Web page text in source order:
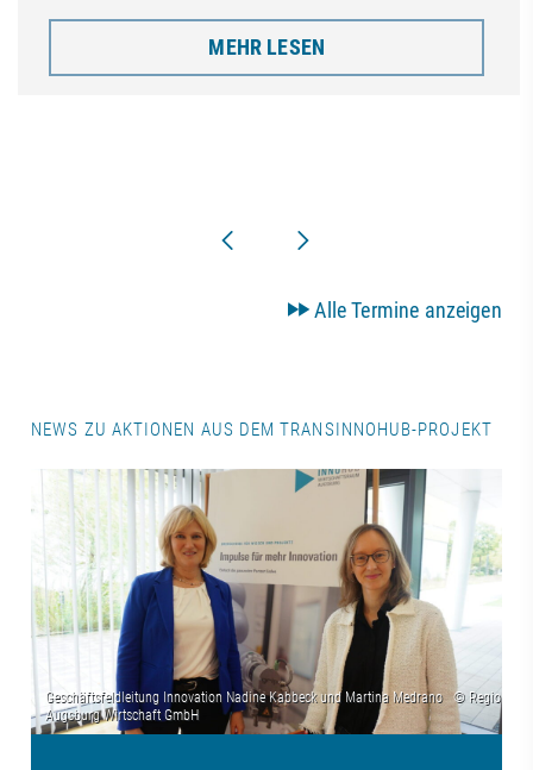
MEHR LESEN
Alle Termine anzeigen
NEWS ZU AKTIONEN AUS DEM TRANSINNOHUB-PROJEKT